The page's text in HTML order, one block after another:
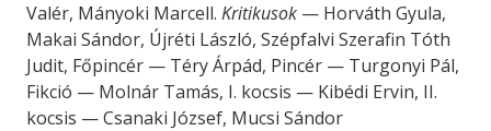
Valér, Mányoki Marcell. Kritikusok — Horváth Gyula,
Makai Sándor, Újréti László, Szépfalvi Szerafin Tóth
Judit, Főpincér — Téry Árpád, Pincér — Turgonyi Pál,
Fikció — Molnár Tamás, I. kocsis — Kibédi Ervin, II.
kocsis — Csanaki József, Mucsi Sándor